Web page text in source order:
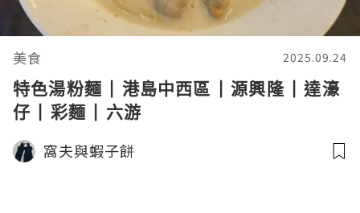
美食 2025.09.24
特色湯粉麵 | 港島中西區 | 源興隆 | 達濠
仔 | 彩麵 | 六游
窩夫與蝦子餅